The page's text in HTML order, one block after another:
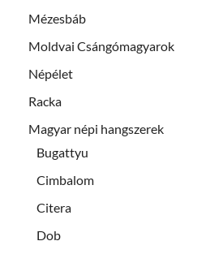
Mézesbáb
Moldvai Csángómagyarok
Népélet
Racka
Magyar népi hangszerek
Bugattyu
Cimbalom
Citera
Dob